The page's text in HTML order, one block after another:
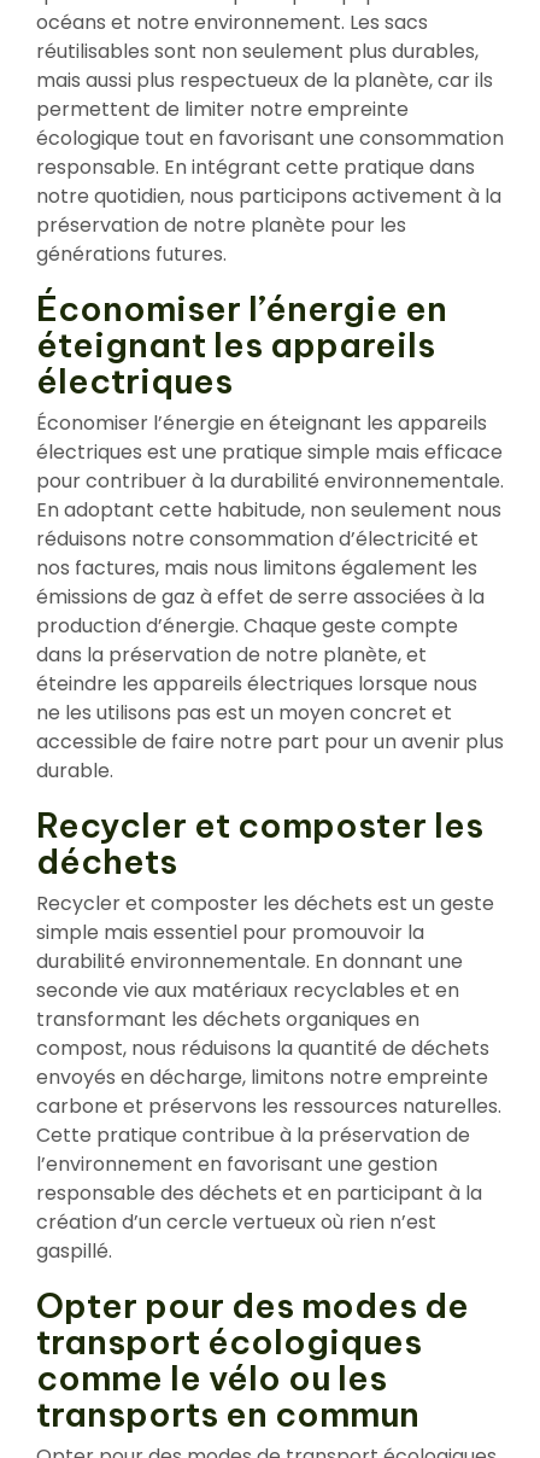
océans et notre environnement. Les sacs
réutilisables sont non seulement plus durables,
mais aussi plus respectueux de la planète, car ils
permettent de limiter notre empreinte
écologique tout en favorisant une consommation
responsable. En intégrant cette pratique dans
notre quotidien, nous participons activement à la
préservation de notre planète pour les
générations futures.
Économiser l’énergie en
éteignant les appareils
électriques
Économiser l’énergie en éteignant les appareils
électriques est une pratique simple mais efficace
pour contribuer à la durabilité environnementale.
En adoptant cette habitude, non seulement nous
réduisons notre consommation d’électricité et
nos factures, mais nous limitons également les
émissions de gaz à effet de serre associées à la
production d’énergie. Chaque geste compte
dans la préservation de notre planète, et
éteindre les appareils électriques lorsque nous
ne les utilisons pas est un moyen concret et
accessible de faire notre part pour un avenir plus
durable.
Recycler et composter les
déchets
Recycler et composter les déchets est un geste
simple mais essentiel pour promouvoir la
durabilité environnementale. En donnant une
seconde vie aux matériaux recyclables et en
transformant les déchets organiques en
compost, nous réduisons la quantité de déchets
envoyés en décharge, limitons notre empreinte
carbone et préservons les ressources naturelles.
Cette pratique contribue à la préservation de
l’environnement en favorisant une gestion
responsable des déchets et en participant à la
création d’un cercle vertueux où rien n’est
gaspillé.
Opter pour des modes de
transport écologiques
comme le vélo ou les
transports en commun